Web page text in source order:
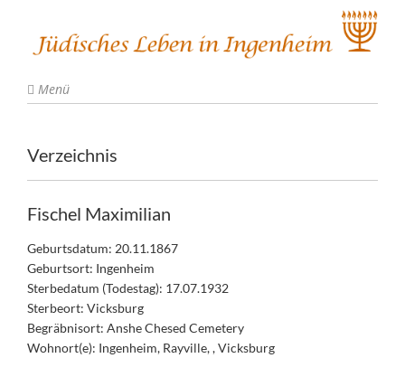
Menü
Verzeichnis
Fischel Maximilian
Geburtsdatum: 20.11.1867
Geburtsort: Ingenheim
Sterbedatum (Todestag): 17.07.1932
Sterbeort: Vicksburg
Begräbnisort: Anshe Chesed Cemetery
Wohnort(e): Ingenheim, Rayville, , Vicksburg